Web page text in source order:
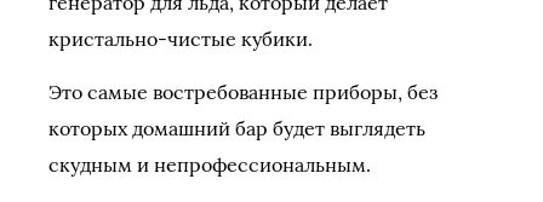
кристально-чистые кубики.
Это самые востребованные приборы, без
которых домашний бар будет выглядеть
скудным и непрофессиональным.